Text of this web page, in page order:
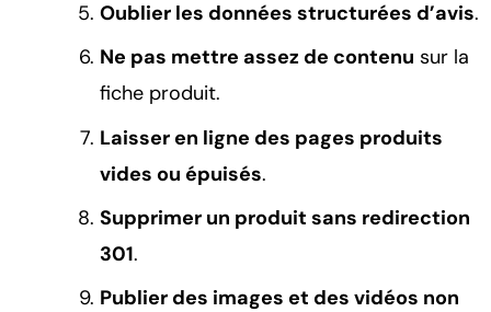
Oublier les données structurées d’avis.
Ne pas mettre assez de contenu sur la
fiche produit.
Laisser en ligne des pages produits
vides ou épuisés.
Supprimer un produit sans redirection
301.
Publier des images et des vidéos non